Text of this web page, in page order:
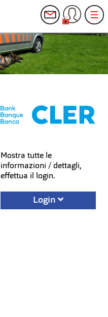
Mostra tutte le
informazioni / dettagli,
effettua il login.
Login